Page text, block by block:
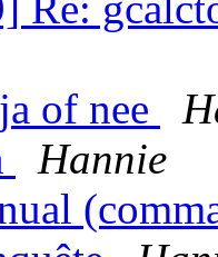
of nee
Hannie